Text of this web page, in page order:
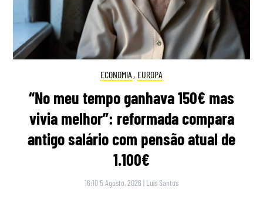
ECONOMIA , EUROPA
“No meu tempo ganhava 150€ mas
vivia melhor”: reformada compara
antigo salário com pensão atual de
1.100€
16:10 5 Agosto, 2026 | Luís Santos